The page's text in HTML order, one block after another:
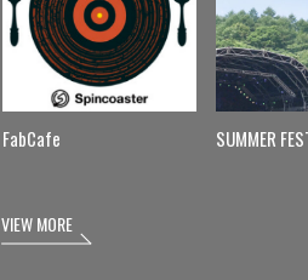
FabCafe SUMMER
VIEW MORE